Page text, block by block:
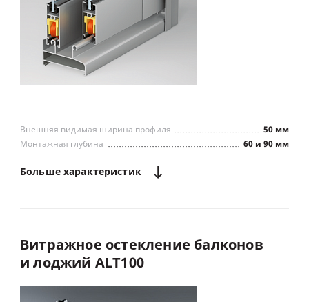
50 мм
Внешняя видимая ширина профиля
60 и 90 мм
Монтажная глубина
Экономия пространства
Большехарактеристик
Витражное остекление балконов
и лоджий ALT100